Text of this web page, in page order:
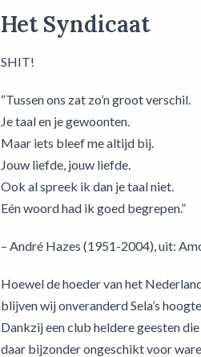
Het Syndicaat
SHIT!
“Tussen ons zat zo’n groot verschil.
Je taal en je gewoonten.
Maar iets bleef me altijd bij.
Jouw liefde, jouw liefde.
Ook al spreek ik dan je taal niet.
Eén woord had ik goed begrepen.”
– André Hazes (1951-2004), uit:
Hoewel de hoeder van het
blijven wij onveranderd Sela’s
Dankzij een club heldere geesten
daar bijzonder ongeschikt voor